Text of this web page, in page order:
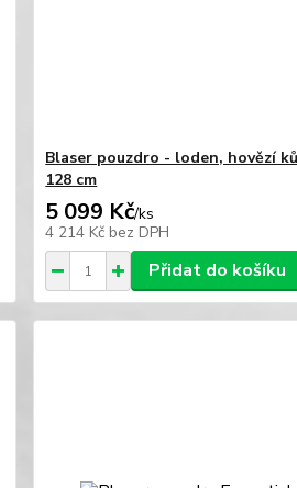
Blaser pouzdro - loden, hovězí
128 cm
5 099 Kč/ks
4 214 Kč bez DPH
Přidat do košíku